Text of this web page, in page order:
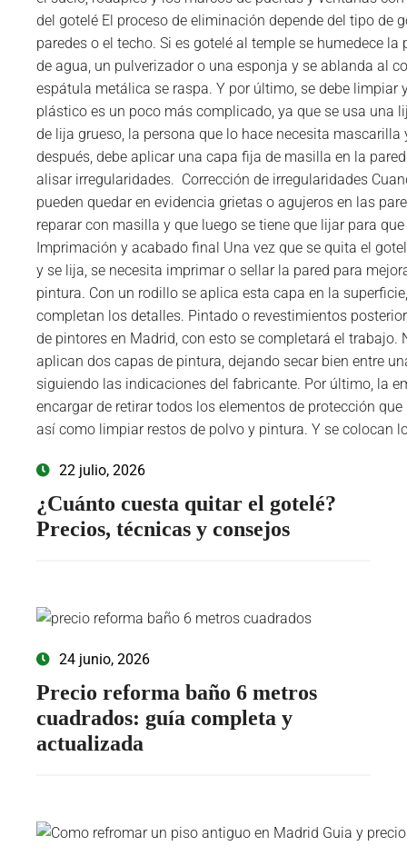
22 julio, 2026
¿Cuánto cuesta quitar el gotelé?
Precios, técnicas y consejos
24 junio, 2026
Precio reforma baño 6 metros
cuadrados: guía completa y
actualizada